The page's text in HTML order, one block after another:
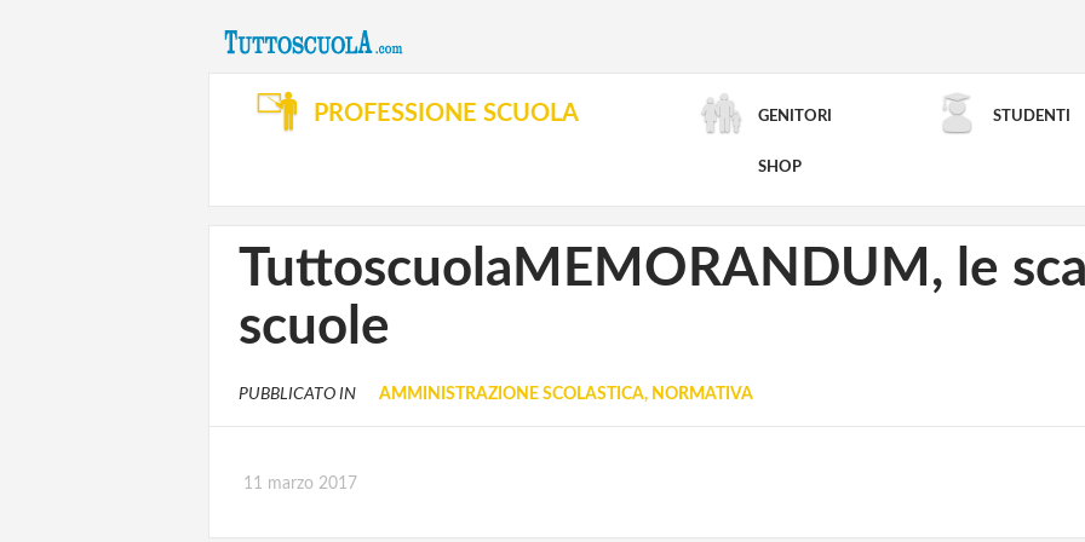
PROFESSIONE SCUOLA GENITORI STUDENTI
SHOP
RICERCA AVANZATA
TuttoscuolaMEMORANDUM, le
scuole
PUBBLICATO IN AMMINISTRAZIONE SCOLASTICA, NORMATIVA
11 marzo 2017